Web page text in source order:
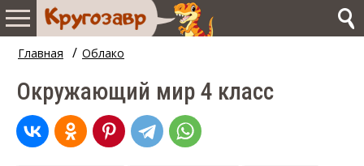
Главная / Облако
Окружающий мир 4 класс